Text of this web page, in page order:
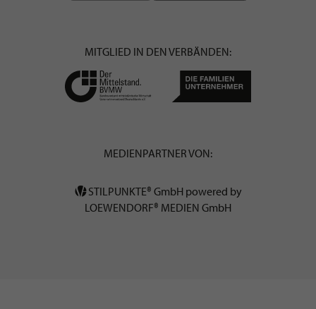
MITGLIED IN DEN VERBÄNDEN:
MEDIENPARTNER VON:
STILPUNKTE® GmbH powered by
LOEWENDORF® MEDIEN GmbH